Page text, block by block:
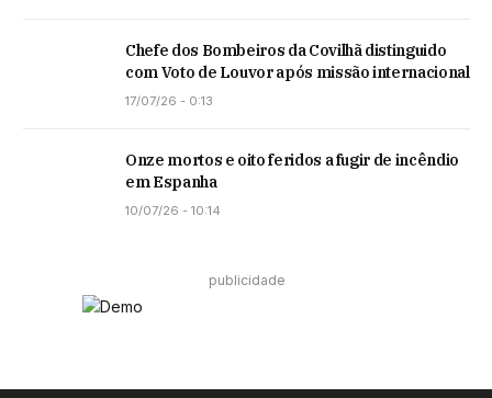
Chefe dos Bombeiros da Covilhã distinguido
com Voto de Louvor após missão internacional
17/07/26 - 0:13
Onze mortos e oito feridos a fugir de incêndio
em Espanha
10/07/26 - 10:14
publicidade